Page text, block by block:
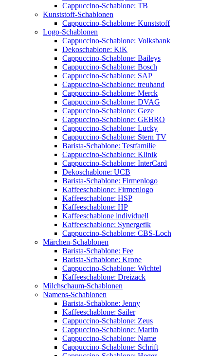
Cappuccino-Schablone: TB
Kunststoff-Schablonen
Cappuccino-Schablone: Kunststoff
Logo-Schablonen
Cappuccino-Schablone: Volksbank
Dekoschablone: KiK
Cappuccino-Schablone: Baileys
Cappuccino-Schablone: Bosch
Cappuccino-Schablone: SAP
Cappuccino-Schablone: treuhand
Cappuccino-Schablone: Merck
Cappuccino-Schablone: DVAG
Cappuccino-Schablone: Geze
Cappuccino-Schablone: GEBRO
Cappuccino-Schablone: Lucky
Cappuccino-Schablone: Stern TV
Barista-Schablone: Testfamilie
Cappuccino-Schablone: Klinik
Cappuccino-Schablone: InterCard
Dekoschablone: UCB
Barista-Schablone: Firmenlogo
Kaffeeschablone: Firmenlogo
Kaffeeschablone: HSP
Kaffeeschablone: HP
Kaffeeschablone individuell
Kaffeeschablone: Synergetik
Cappuccino-Schablone: CBS-Loch
Märchen-Schablonen
Barista-Schablone: Fee
Barista-Schablone: Krone
Cappuccino-Schablone: Wichtel
Kaffeeschablone: Dreizack
Milchschaum-Schablonen
Namens-Schablonen
Barista-Schablone: Jenny
Kaffeeschablone: Sailer
Cappuccino-Schablone: Zeus
Cappuccino-Schablone: Martin
Cappuccino-Schablone: Name
Cappuccino-Schablone: Schrift